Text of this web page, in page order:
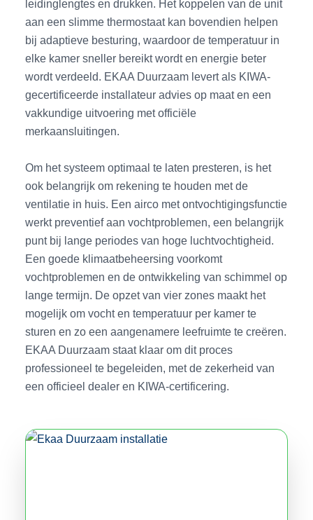
leidinglengtes en drukken. Het koppelen van de unit
aan een slimme thermostaat kan bovendien helpen
bij adaptieve besturing, waardoor de temperatuur in
elke kamer sneller bereikt wordt en energie beter
wordt verdeeld. EKAA Duurzaam levert als KIWA-
gecertificeerde installateur advies op maat en een
vakkundige uitvoering met officiële
merkaansluitingen.
Om het systeem optimaal te laten presteren, is het
ook belangrijk om rekening te houden met de
ventilatie in huis. Een airco met ontvochtigingsfunctie
werkt preventief aan vochtproblemen, een belangrijk
punt bij lange periodes van hoge luchtvochtigheid.
Een goede klimaatbeheersing voorkomt
vochtproblemen en de ontwikkeling van schimmel op
lange termijn. De opzet van vier zones maakt het
mogelijk om vocht en temperatuur per kamer te
sturen en zo een aangenamere leefruimte te creëren.
EKAA Duurzaam staat klaar om dit proces
professioneel te begeleiden, met de zekerheid van
een officieel dealer en KIWA-certificering.